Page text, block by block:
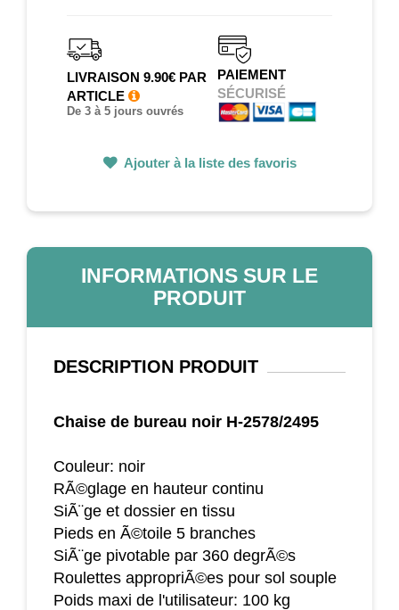
LIVRAISON 9.90€ PAR
ARTICLE
De 3 à 5 jours ouvrés
PAIEMENT
SÉCURISÉ
Ajouter à la liste des favoris
INFORMATIONS SUR LE
PRODUIT
DESCRIPTION PRODUIT
Chaise de bureau noir H-2578/2495
Couleur: noir
RÃ©glage en hauteur continu
SiÃ¨ge et dossier en tissu
Pieds en Ã©toile 5 branches
SiÃ¨ge pivotable par 360 degrÃ©s
Roulettes appropriÃ©es pour sol souple
Poids maxi de l'utilisateur: 100 kg